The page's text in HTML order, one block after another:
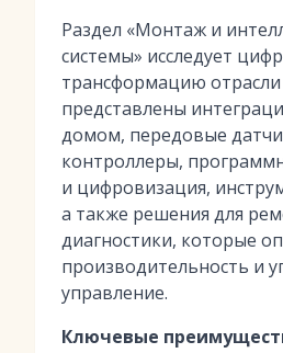
Раздел «Монтаж и
системы» исследует
трансформацию
представлены
домом, передовые
контроллеры,
и цифровизация,
а также решения для
диагностики, которые
производительность и
управление.
Ключевые